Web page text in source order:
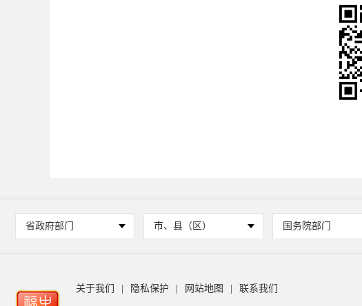
省政府部门 市、县（区） 国务院部门
关于我们 隐私保护 网站地图 联系我们